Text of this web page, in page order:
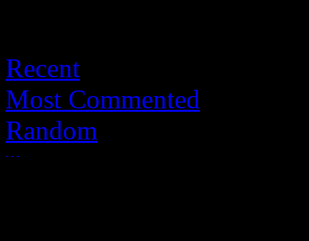
Recent
Most Commented
Random